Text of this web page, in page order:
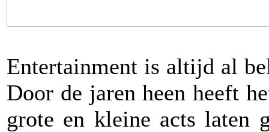
Entertainment is altijd al
Door de jaren heen heeft
grote en kleine acts laten